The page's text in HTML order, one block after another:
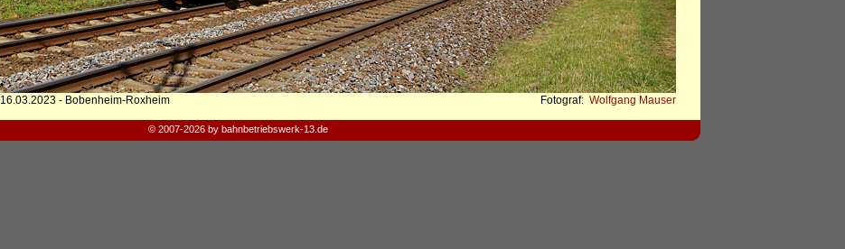
16.03.2023 - Bobenheim-Roxheim Fotograf: Wolfgang Mauser
© 2007-2026 by bahnbetriebswerk-13.de